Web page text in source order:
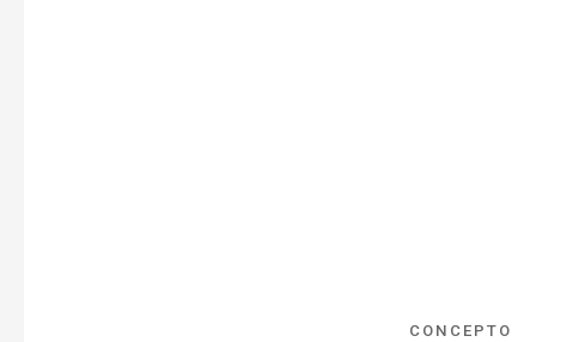
CONCEPTO